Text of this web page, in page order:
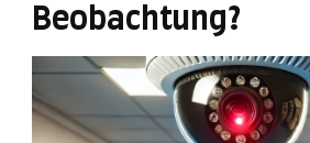
Beobachtung?